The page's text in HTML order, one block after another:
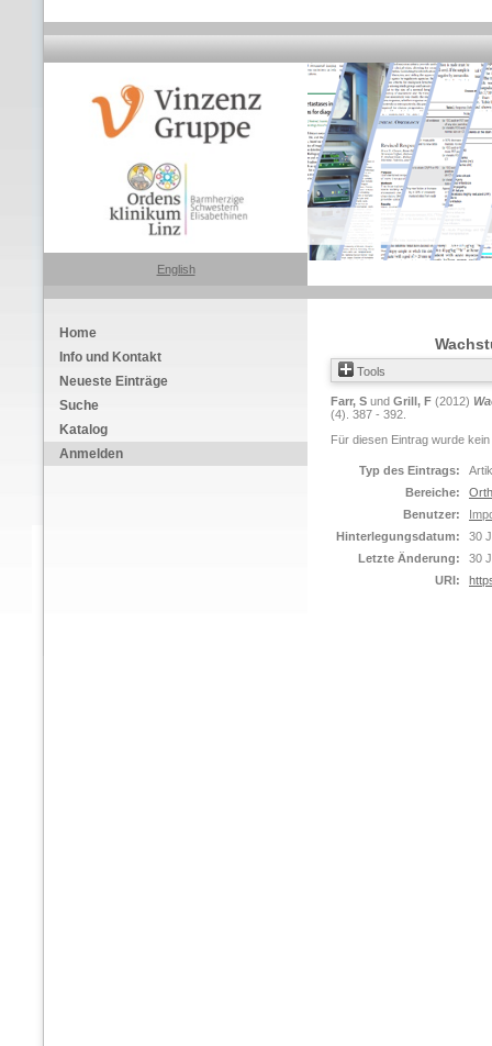
English
Home
Info und Kontakt
Neueste Einträge
Suche
Katalog
Anmelden
Tools
Farr, S und Grill, F (2012)
(4). 387 - 392.
Für diesen Eintrag wurde
Typ des Eintrags:
Bereiche:
Benutzer:
Hinterlegungsdatum:
30
Letzte Änderung:
30
URI: